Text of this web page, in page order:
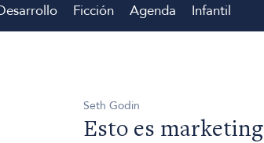
Ficción Agenda Infantil
Seth Godin
Esto es marketing